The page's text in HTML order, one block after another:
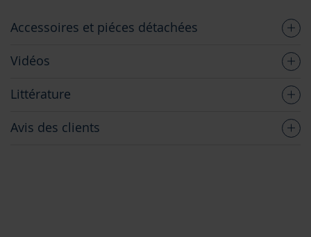
Accessoires et piéces détachées
Vidéos
Littérature
Avis des clients